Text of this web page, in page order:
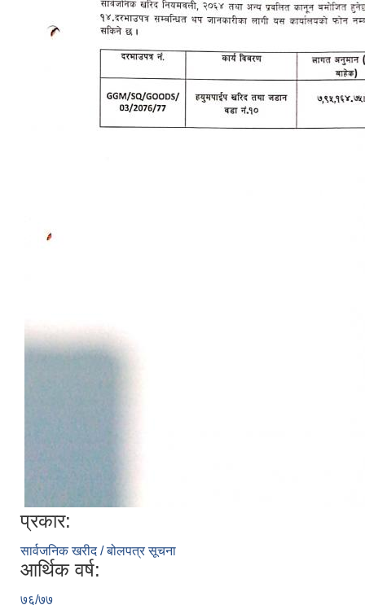
प्रकार:
सार्वजनिक खरीद / बोलपत्र सूचना
आर्थिक वर्ष:
७६/७७